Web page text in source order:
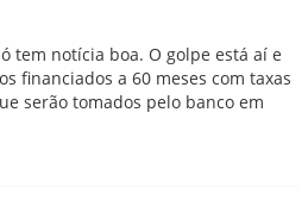
tem notícia boa. O golpe está aí e
financiados a 60 meses com taxas
serão tomados pelo banco em